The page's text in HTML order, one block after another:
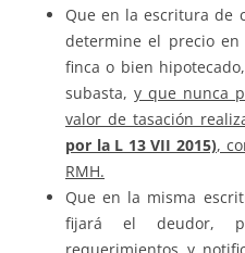
Que en la escritura de
determine el precio
finca o bien
subasta, y que nunca
valor de tasación
por la L 13 VII 2015),
RMH.
Que en la misma
fijará el deudor,